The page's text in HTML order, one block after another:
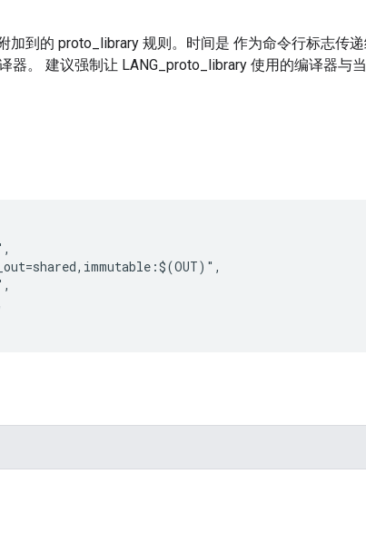
加到的 proto_library 规则。时间是 作为命令行标志传
器。 建议强制让 LANG_proto_library 使用的编译器与